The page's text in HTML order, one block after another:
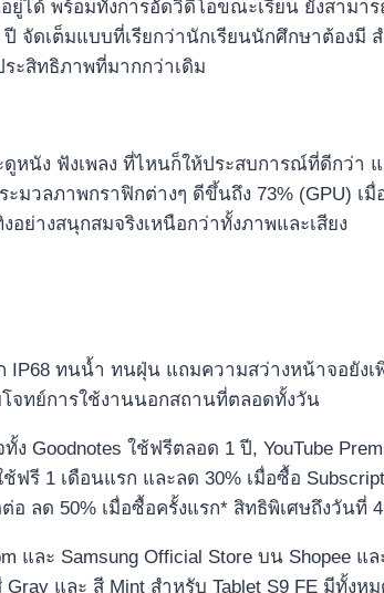
ได้ พร้อมทั้งการอัดวิดีโอขณะเรียน ยังสามา
ปี จัดเต็มแบบที่เรียกว่านักเรียนนักศึกษาต้องมี
ะสิทธิภาพที่มากกว่าเดิม
หนัง ฟังเพลง ที่ไหนก็ให้ประสบการณ์ที่ดีกว่า
มวลภาพกราฟิกต่างๆ ดีขึ้นถึง 73% (GPU) เมื่
ย่างสนุกสมจริงเหนือกว่าทั้งภาพและเสียง
IP68 ทนน้ำ ทนฝุ่น แถมความสว่างหน้าจอยังเ
โจทย์การใช้งานนอกสถานที่ตลอดทั้งวัน
Goodnotes ใช้ฟรีตลอด 1 ปี, YouTube
ฟรี 1 เดือนแรก และลด 30% เมื่อซื้อ
ลด 50% เมื่อซื้อครั้งแรก* สิทธิพิเศษถึงวันที่
ละ Samsung Official Store บน Shopee แล
และ สี Mint สำหรับ Tablet S9 FE มีทั้งห